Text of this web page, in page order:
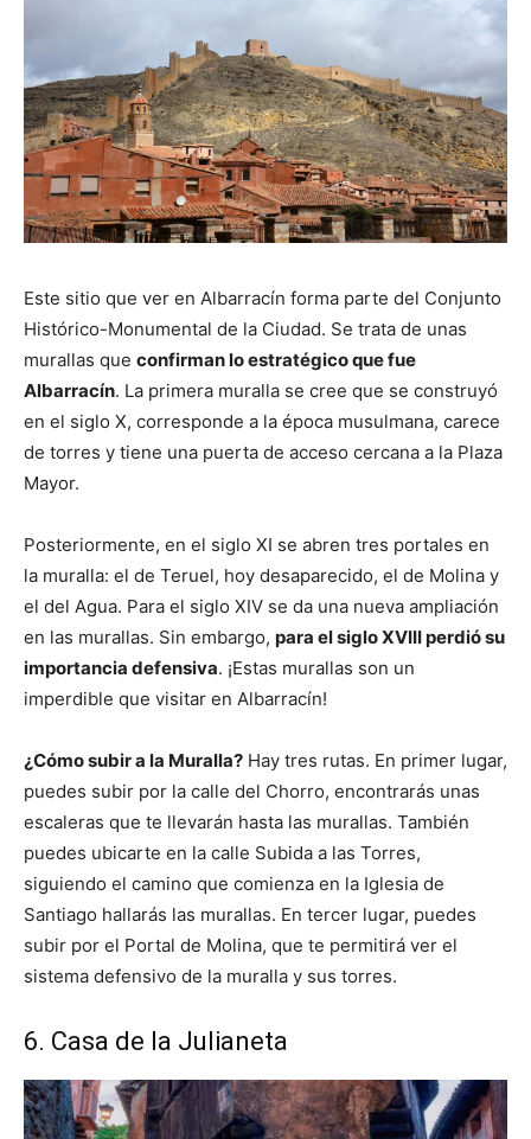
Este sitio que ver en Albarracín forma parte del Conjunto
Histórico-Monumental de la Ciudad. Se trata de unas
murallas que confirman lo estratégico que fue
Albarracín. La primera muralla se cree que se construyó
en el siglo X, corresponde a la época musulmana, carece
de torres y tiene una puerta de acceso cercana a la Plaza
Mayor.
Posteriormente, en el siglo XI se abren tres portales en
la muralla: el de Teruel, hoy desaparecido, el de Molina y
el del Agua. Para el siglo XIV se da una nueva ampliación
en las murallas. Sin embargo, para el siglo XVIII perdió su
importancia defensiva. ¡Estas murallas son un
imperdible que visitar en Albarracín!
¿Cómo subir a la Muralla? Hay tres rutas. En primer lugar,
puedes subir por la calle del Chorro, encontrarás unas
escaleras que te llevarán hasta las murallas. También
puedes ubicarte en la calle Subida a las Torres,
siguiendo el camino que comienza en la Iglesia de
Santiago hallarás las murallas. En tercer lugar, puedes
subir por el Portal de Molina, que te permitirá ver el
sistema defensivo de la muralla y sus torres.
6. Casa de la Julianeta